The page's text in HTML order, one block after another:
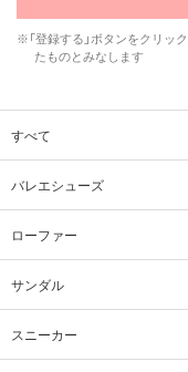
※「登録する」ボタンをクリック
たものとみなします
すべて
バレエシューズ
ローファー
サンダル
スニーカー